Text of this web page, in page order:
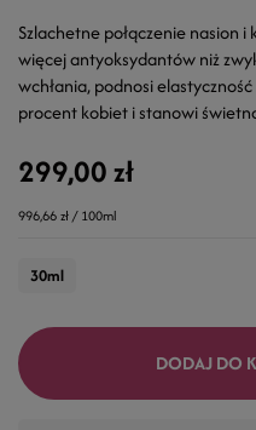
Szlachetne połączenie nasion
więcej antyoksydantów niż
wchłania, podnosi
procent kobiet i stanowi
299,00 zł
996,66 zł / 100ml
30ml
DODAJ DO